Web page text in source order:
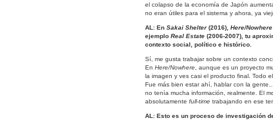
el colapso de la economía de Japón
no eran útiles para el sistema y ahora, ya
AL: En Sakai Shelter(2016), Here/
ejemplo Real Estate (2006-2007), tu
contexto social, político e histórico.
Sí, me gusta trabajar sobre un contexto
En Here/Nowhere , aunque es un proyecto
la imagen y ves casi el producto final. Todo
Fue más bien estar ahí, hablar con la
no tenía mucha información, realmente. El
absolutamente full-time trabajando en ese
AL: Esto es un proceso de investigación